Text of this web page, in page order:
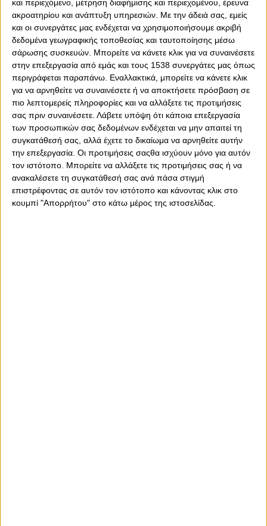
και περιεχόμενο, μέτρηση διαφήμισης και περιεχομένου, έρευνα
ακροατηρίου και ανάπτυξη υπηρεσιών. Με την άδειά σας, εμείς
και οι συνεργάτες μας ενδέχεται να χρησιμοποιήσουμε ακριβή
δεδομένα γεωγραφικής τοποθεσίας και ταυτοποίησης μέσω
σάρωσης συσκευών. Μπορείτε να κάνετε κλικ για να συναινέσετε
στην επεξεργασία από εμάς και τους 1538 συνεργάτες μας όπως
περιγράφεται παραπάνω. Εναλλακτικά, μπορείτε να κάνετε κλικ
για να αρνηθείτε να συναινέσετε ή να αποκτήσετε πρόσβαση σε
πιο λεπτομερείς πληροφορίες και να αλλάξετε τις προτιμήσεις
σας πριν συναινέσετε. Λάβετε υπόψη ότι κάποια επεξεργασία
των προσωπικών σας δεδομένων ενδέχεται να μην απαιτεί τη
συγκατάθεσή σας, αλλά έχετε το δικαίωμα να αρνηθείτε αυτήν
την επεξεργασία. Οι προτιμήσεις σαςθα ισχύουν μόνο για αυτόν
τον ιστότοπο. Μπορείτε να αλλάξετε τις προτιμήσεις σας ή να
ανακαλέσετε τη συγκατάθεσή σας ανά πάσα στιγμή
επιστρέφοντας σε αυτόν τον ιστότοπο και κάνοντας κλικ στο
κουμπί "Απορρήτου" στο κάτω μέρος της ιστοσελίδας.
0 0
Ο Κάιλ Χάινς αποφάσισε να εγκαταλείψει την ενεργό
δράση έπειτα από 16 χρόνια καριέρας και τέσσερις
ευρωπαϊκούς τίτλους συνολικά.
Δύο από αυτούς κατακτήθηκαν από τον ίδιο και τον
Ολυμπιακό, στο περίφημο back to back της διετίας 2012-
13. Η ΚΑΕ Ολυμπιακός αποχαιρέτησε τον Κάιλ Χάινς
μέσω των επίσημων λογαριασμών του στα social media.
Αναλυτικά το γεμάτο ευγνωμοσύνη και συναισθήματα